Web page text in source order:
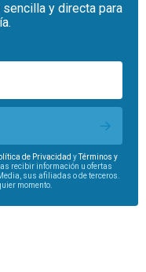
y directa para
de Privacidad yTérminos y
recibir información u ofertas
sus afiliadas o de terceros.
momento.